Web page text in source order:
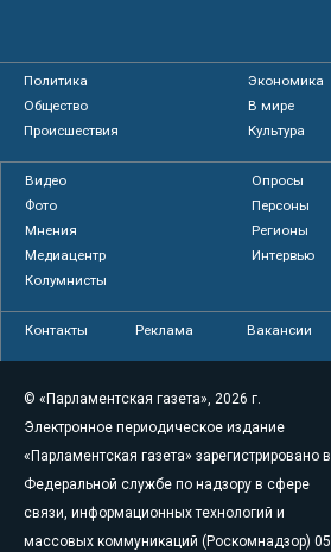
Политика
Экономика
Общество
В мире
Происшествия
Культура
Видео
Опросы
Фото
Персоны
Мнения
Регионы
Медиацентр
Интервью
Колумнисты
Контакты Реклама Вакансии
© «Парламентская газета», 2026 г.
Электронное периодическое издание
«Парламентская газета» зарегистрировано в
Федеральной службе по надзору в сфере
связи, информационных технологий и
массовых коммуникаций (Роскомнадзор) 05